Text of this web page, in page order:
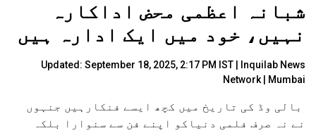
شبانہ اعظمی محض اداکارہ
نہیں، خود میں ایک ادارہ ہیں
Updated: September 18, 2025, 2:17 PM IST |
Inquilab News
Network
| Mumbai
بالی وڈ کی تاریخ میں کچھ ایسے فنکارہیں جنہوں
نے نہ صرف فلمی دنیاکو اپنے فن سے سنوارا بلکہ